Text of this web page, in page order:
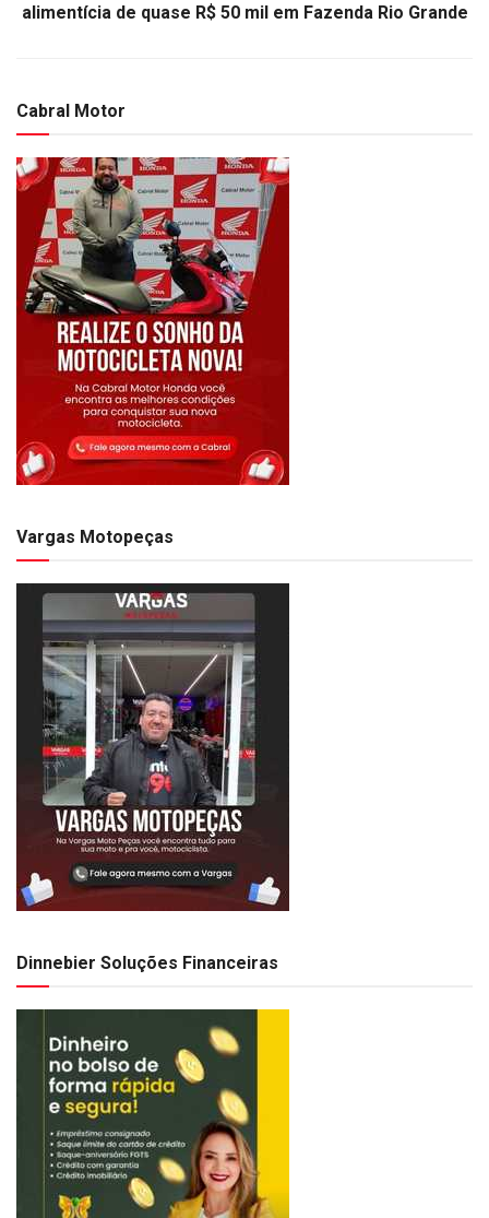
alimentícia de quase R$ 50 mil em Fazenda Rio Grande
Cabral Motor
Vargas Motopeças
Dinnebier Soluções Financeiras